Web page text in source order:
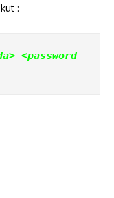
:
<password